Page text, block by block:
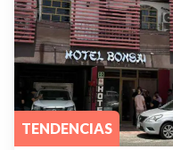
TENDENCIAS